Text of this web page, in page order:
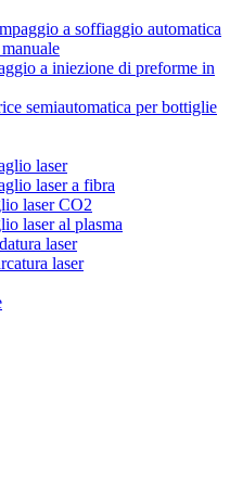
a soffiaggio automatica
a iniezione di preforme in
semiautomatica per bottiglie
laser
laser a fibra
laser CO2
laser al plasma
laser
laser